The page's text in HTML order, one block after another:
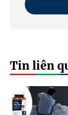
Tin liên